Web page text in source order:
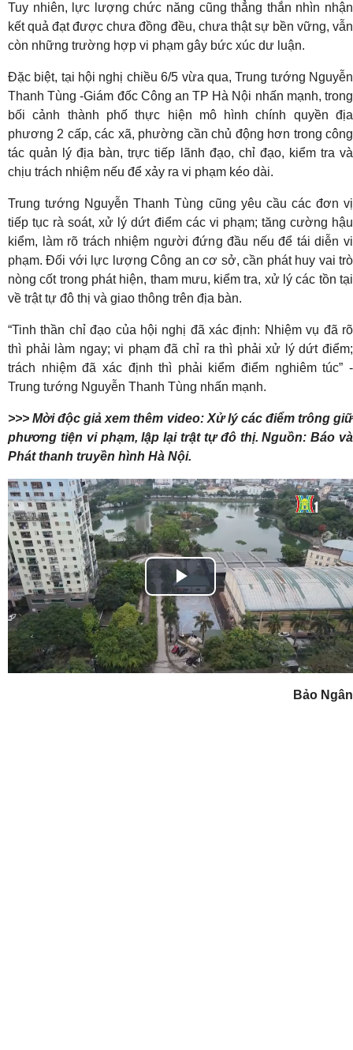
Tuy nhiên, lực lượng chức năng cũng thẳng thắn nhìn nhận
kết quả đạt được chưa đồng đều, chưa thật sự bền vững, vẫn
còn những trường hợp vi phạm gây bức xúc dư luận.
Đặc biệt, tại hội nghị chiều 6/5 vừa qua, Trung tướng Nguyễn
Thanh Tùng -Giám đốc Công an TP Hà Nội nhấn mạnh, trong
bối cảnh thành phố thực hiện mô hình chính quyền địa
phương 2 cấp, các xã, phường cần chủ động hơn trong công
tác quản lý địa bàn, trực tiếp lãnh đạo, chỉ đạo, kiểm tra và
chịu trách nhiệm nếu để xảy ra vi phạm kéo dài.
Trung tướng Nguyễn Thanh Tùng cũng yêu cầu các đơn vị
tiếp tục rà soát, xử lý dứt điểm các vi phạm; tăng cường hậu
kiểm, làm rõ trách nhiệm người đứng đầu nếu để tái diễn vi
phạm. Đối với lực lượng Công an cơ sở, cần phát huy vai trò
nòng cốt trong phát hiện, tham mưu, kiểm tra, xử lý các tồn tại
về trật tự đô thị và giao thông trên địa bàn.
“Tinh thần chỉ đạo của hội nghị đã xác định: Nhiệm vụ đã rõ
thì phải làm ngay; vi phạm đã chỉ ra thì phải xử lý dứt điểm;
trách nhiệm đã xác định thì phải kiểm điểm nghiêm túc” -
Trung tướng Nguyễn Thanh Tùng nhấn mạnh.
>>> Mời độc giả xem thêm video: Xử lý các điểm trông giữ
phương tiện vi phạm, lập lại trật tự đô thị. Nguồn: Báo và
Phát thanh truyền hình Hà Nội.
Play
Video
Bảo Ngân